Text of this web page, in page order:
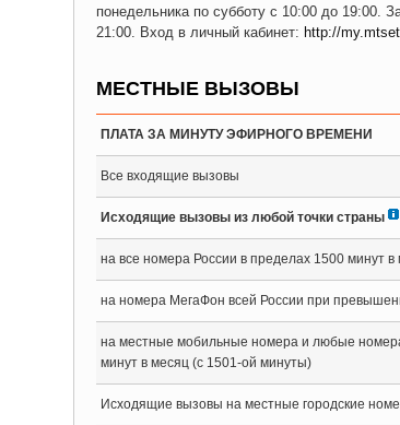
понедельника по субботу с 10:00 до 19:00.
21:00. Вход в личный кабинет: http://
МЕСТНЫЕ ВЫЗОВЫ
ПЛАТА ЗА МИНУТУ ЭФИРНОГО ВРЕМЕНИ
Все входящие вызовы
Исходящие вызовы из любой точки страны
на все номера России в пределах 1500 минут в
на номера МегаФон всей России при
на местные мобильные номера и любые
минут в месяц (с 1501-ой минуты)
Исходящие вызовы на местные городские